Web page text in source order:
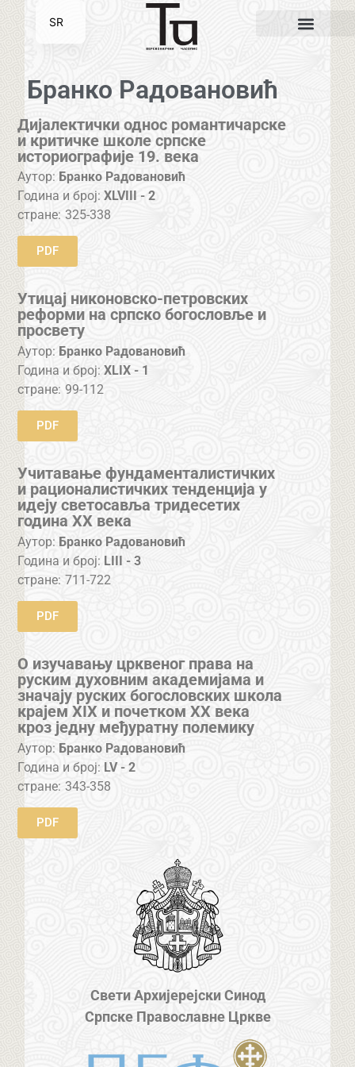
Бранко Радовановић
Дијалектички однос романтичарске
и критичке школе српске
историографије 19. века
Аутор: Бранко Радовановић
Година и број:XLVIII - 2
стране: 325-338
PDF
Утицај никоновско-петровских
реформи на српско богословље и
просвету
Аутор: Бранко Радовановић
Година и број:XLIX - 1
стране: 99-112
PDF
Учитавање фундаменталистичких
и рационалистичких тенденција у
идеју светосавља тридесетих
година XX века
Аутор: Бранко Радовановић
Година и број: LIII - 3
стране: 711-722
PDF
О изучавању црквеног права на
руским духовним академијама и
значају руских богословских школа
крајем XIX и почетком XX века
кроз једну међуратну полемику
Аутор: Бранко Радовановић
Година и број: LV - 2
стране: 343-358
PDF
Свети Архијерејски Синод
Српске Православне Цркве
SR
EN